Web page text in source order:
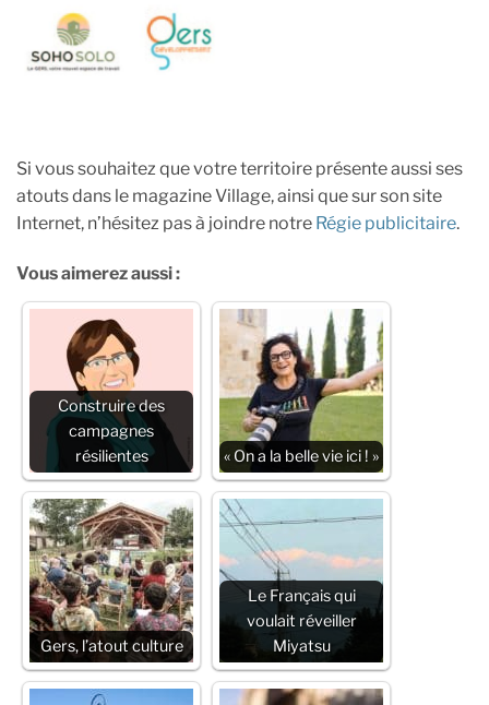
Si vous souhaitez que votre territoire présente aussi ses
atouts dans le magazine Village, ainsi que sur son site
Internet, n’hésitez pas à joindre notre Régie publicitaire.
Vous aimerez aussi :
Construire des
campagnes
résilientes
« On a la belle vie ici ! »
Gers, l’atout culture
Le Français qui
voulait réveiller
Miyatsu